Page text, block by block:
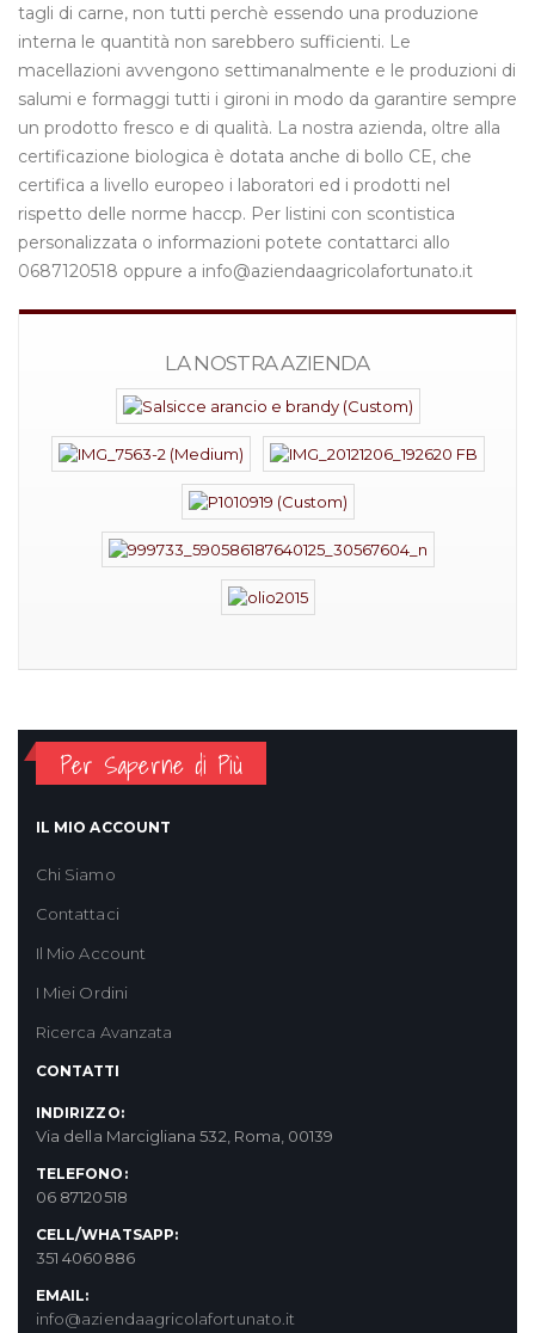
tagli di carne, non tutti perchè essendo una produzione
interna le quantità non sarebbero sufficienti. Le
macellazioni avvengono settimanalmente e le produzioni di
salumi e formaggi tutti i gironi in modo da garantire sempre
un prodotto fresco e di qualità. La nostra azienda, oltre alla
certificazione biologica è dotata anche di bollo CE, che
certifica a livello europeo i laboratori ed i prodotti nel
rispetto delle norme haccp. Per listini con scontistica
personalizzata o informazioni potete contattarci allo
0687120518 oppure a info@aziendaagricolafortunato.it
LA NOSTRA AZIENDA
Per Saperne di Più
IL MIO ACCOUNT
Chi Siamo
Contattaci
Il Mio Account
I Miei Ordini
Ricerca Avanzata
CONTATTI
INDIRIZZO:
Via della Marcigliana 532, Roma, 00139
TELEFONO:
06 87120518
CELL/WHATSAPP:
351 4060886
EMAIL:
info@aziendaagricolafortunato.it